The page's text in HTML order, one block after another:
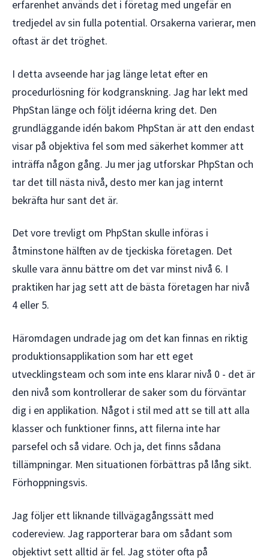
erfarenhet används det i företag med ungefär en
tredjedel av sin fulla potential. Orsakerna varierar, men
oftast är det tröghet.
I detta avseende har jag länge letat efter en
procedurlösning för kodgranskning. Jag har lekt med
PhpStan länge och följt idéerna kring det. Den
grundläggande idén bakom PhpStan är att den endast
visar på objektiva fel som med säkerhet kommer att
inträffa någon gång. Ju mer jag utforskar PhpStan och
tar det till nästa nivå, desto mer kan jag internt
bekräfta hur sant det är.
Det vore trevligt om PhpStan skulle införas i
åtminstone hälften av de tjeckiska företagen. Det
skulle vara ännu bättre om det var minst nivå 6. I
praktiken har jag sett att de bästa företagen har nivå
4 eller 5.
Häromdagen undrade jag om det kan finnas en riktig
produktionsapplikation som har ett eget
utvecklingsteam och som inte ens klarar nivå 0 - det är
den nivå som kontrollerar de saker som du förväntar
dig i en applikation. Något i stil med att se till att alla
klasser och funktioner finns, att filerna inte har
parsefel och så vidare. Och ja, det finns sådana
tillämpningar. Men situationen förbättras på lång sikt.
Förhoppningsvis.
Jag följer ett liknande tillvägagångssätt med
codereview. Jag rapporterar bara om sådant som
objektivt sett alltid är fel. Jag stöter ofta på